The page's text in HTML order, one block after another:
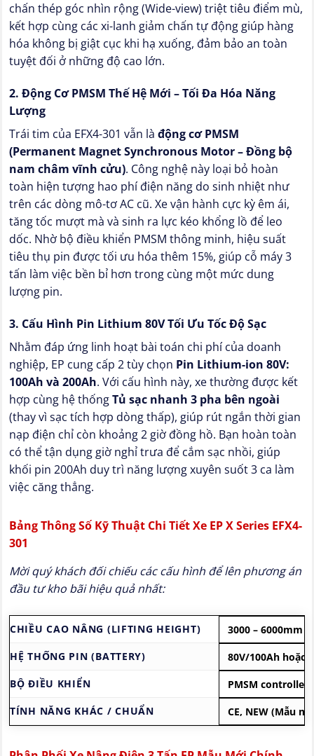
chấn thép góc nhìn rộng (Wide-view) triệt tiêu điểm mù,
kết hợp cùng các xi-lanh giảm chấn tự động giúp hàng
hóa không bị giật cục khi hạ xuống, đảm bảo an toàn
tuyệt đối ở những độ cao lớn.
2. Động Cơ PMSM Thế Hệ Mới – Tối Đa Hóa Năng
Lượng
Trái tim của EFX4-301 vẫn là động cơ PMSM
(Permanent Magnet Synchronous Motor – Đồng bộ
nam châm vĩnh cửu). Công nghệ này loại bỏ hoàn
toàn hiện tượng hao phí điện năng do sinh nhiệt như
trên các dòng mô-tơ AC cũ. Xe vận hành cực kỳ êm ái,
tăng tốc mượt mà và sinh ra lực kéo khổng lồ để leo
dốc. Nhờ bộ điều khiển PMSM thông minh, hiệu suất
tiêu thụ pin được tối ưu hóa thêm 15%, giúp cỗ máy 3
tấn làm việc bền bỉ hơn trong cùng một mức dung
lượng pin.
3. Cấu Hình Pin Lithium 80V Tối Ưu Tốc Độ Sạc
Nhằm đáp ứng linh hoạt bài toán chi phí của doanh
nghiệp, EP cung cấp 2 tùy chọn Pin Lithium-ion 80V:
100Ah và 200Ah. Với cấu hình này, xe thường được kết
hợp cùng hệ thốngTủ sạc nhanh 3 pha bên ngoài
(thay vì sạc tích hợp dòng thấp), giúp rút ngắn thời gian
nạp điện chỉ còn khoảng 2 giờ đồng hồ. Bạn hoàn toàn
có thể tận dụng giờ nghỉ trưa để cắm sạc nhồi, giúp
khối pin 200Ah duy trì năng lượng xuyên suốt 3 ca làm
việc căng thẳng.
Bảng Thông Số Kỹ Thuật Chi Tiết Xe EP X Series EFX4-
301
Mời quý khách đối chiếu các cấu hình để lên phương án
đầu tư kho bãi hiệu quả nhất:
CHIỀU CAO NÂNG (LIFTING HEIGHT)
3000 – 6000mm
HỆ THỐNG PIN (BATTERY)
80V/100Ah hoặc
BỘ ĐIỀU KHIỂN
PMSM controller
TÍNH NĂNG KHÁC / CHUẨN
CE, NEW (Mẫu